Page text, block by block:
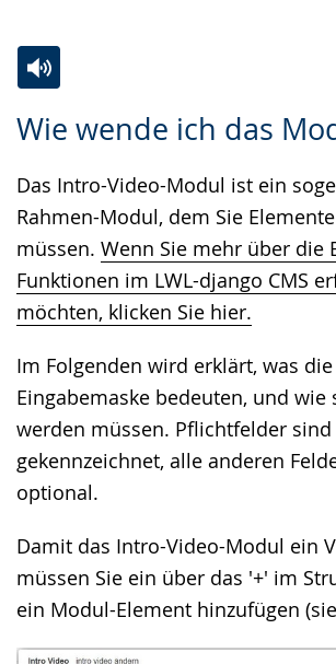
Wie wende ich das
Das Intro-Video-Modul ist ein
Rahmen-Modul, dem Sie
müssen. Wenn Sie mehr über die
Funktionen im LWL-django CMS
möchten, klicken Sie hier.
Im Folgenden wird erklärt, was
Eingabemaske bedeuten, und wie
werden müssen. Pflichtfelder
gekennzeichnet, alle anderen
optional.
Damit das Intro-Video-Modul ein
müssen Sie ein über das '+' im
ein Modul-Element hinzufügen
Leichten
wechseln.
Audio-
Video
Deutscher
Gebärdensprache
wird
angezeigt.